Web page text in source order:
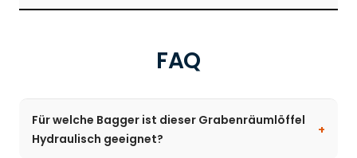
FAQ
Für welche Bagger ist dieser Grabenräumlöffel
Hydraulisch geeignet?